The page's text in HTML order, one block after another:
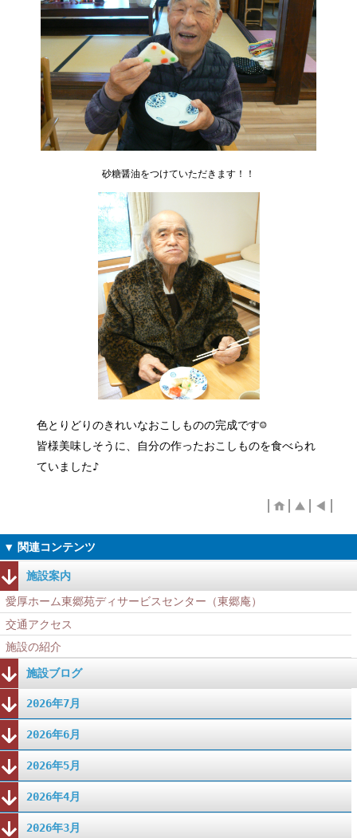
砂糖醤油をつけていただきます！！
色とりどりのきれいなおこしものの完成です☺
皆様美味しそうに、自分の作ったおこしものを食べられ
ていました♪
施設案内
愛厚ホーム東郷苑ディサービスセンター（東郷庵）
交通アクセス
施設の紹介
施設ブログ
2026年7月
2026年6月
2026年5月
2026年4月
2026年3月